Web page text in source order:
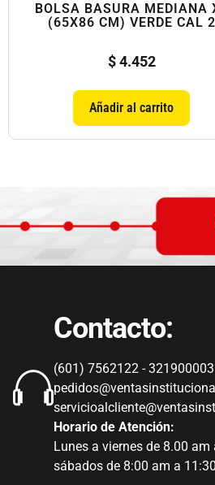
BOLSA BASURA MEDIANA
(65X86 CM) VERDE CAL 2
$4.452
Añadir al carrito
Contacto:
(601) 7562122 -
Horario de Atención:
Lunes a viernes de 8.00 am
sábados de 8:00 am a